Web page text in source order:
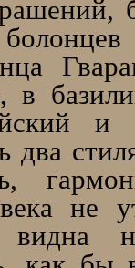
в
и
два
не
видна